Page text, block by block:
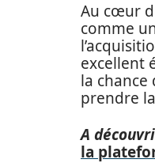
Au cœur
comme
excellent
la
prendre
A
la